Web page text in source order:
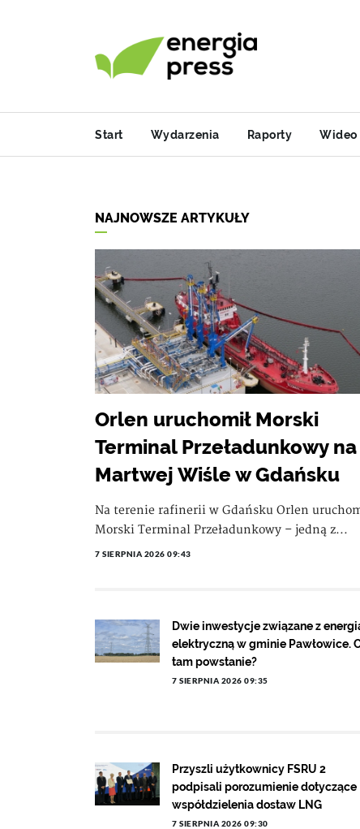
Start Wydarzenia Raporty Wideo
NAJNOWSZE ARTYKUŁY
Orlen uruchomił Morski
Terminal Przeładunkowy na
Martwej Wiśle w Gdańsku
Na terenie rafinerii w Gdańsku Orlen
Morski Terminal Przeładunkowy – jedną z...
7 SIERPNIA 2026 09:43
Dwie inwestycje związane z
elektryczną w gminie Pawłowice.
tam powstanie?
7 SIERPNIA 2026 09:35
Przyszli użytkownicy FSRU 2
podpisali porozumienie dotyczące
współdzielenia dostaw LNG
7 SIERPNIA 2026 09:30